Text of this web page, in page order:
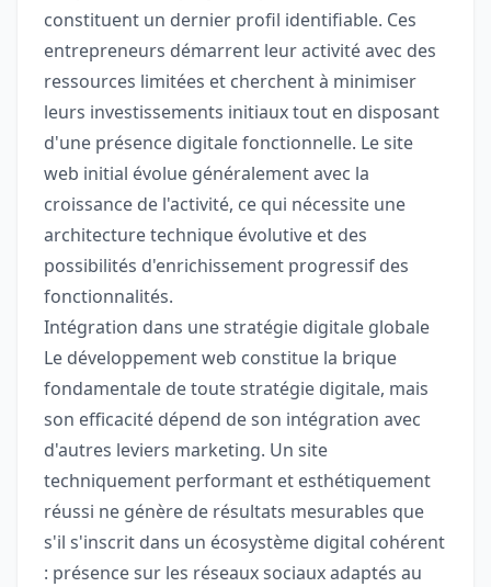
constituent un dernier profil identifiable. Ces
entrepreneurs démarrent leur activité avec des
ressources limitées et cherchent à minimiser
leurs investissements initiaux tout en disposant
d'une présence digitale fonctionnelle. Le site
web initial évolue généralement avec la
croissance de l'activité, ce qui nécessite une
architecture technique évolutive et des
possibilités d'enrichissement progressif des
fonctionnalités.
Intégration dans une stratégie digitale globale
Le développement web constitue la brique
fondamentale de toute stratégie digitale, mais
son efficacité dépend de son intégration avec
d'autres leviers marketing. Un site
techniquement performant et esthétiquement
réussi ne génère de résultats mesurables que
s'il s'inscrit dans un écosystème digital cohérent
: présence sur les réseaux sociaux adaptés au